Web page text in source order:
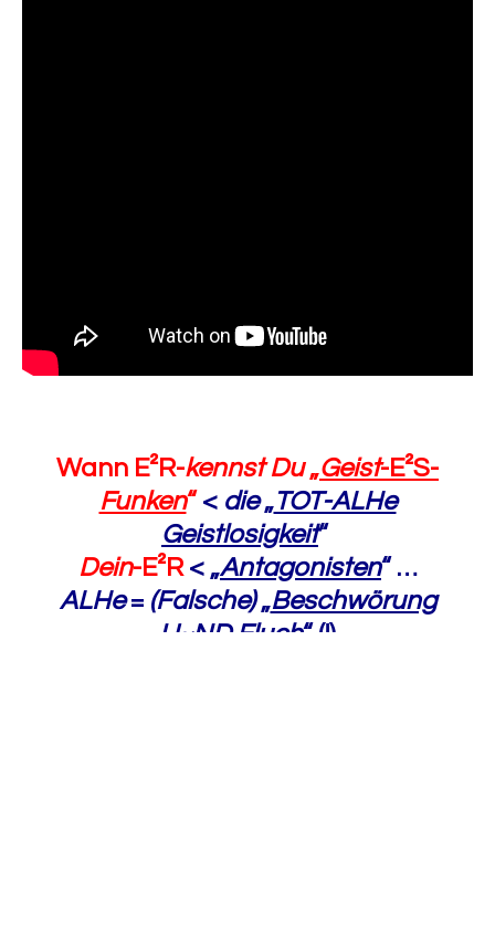
Wann E²R-kennst Du„Geist-E²S-
Funken“ < die„TOT-ALHe
Geistlosigkeit“
Dein-E²R < „Antagonisten“ …
ALHe= (Falsche)„Beschwörung
U~ND Fluch“ (!)